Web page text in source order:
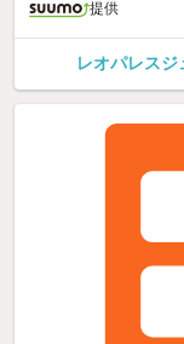
提供
レオパレス